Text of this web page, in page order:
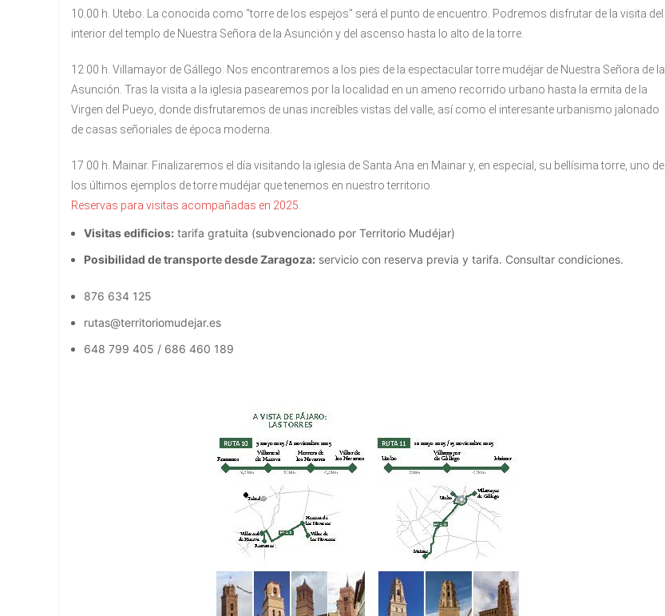
10.00 h. Utebo.
La conocida como “torre de los espejos” será el punto de encuentro. Podremos disfrutar de la visita del
interior del templo de Nuestra Señora de la Asunción y del ascenso hasta lo alto de la torre.
12.00 h. Villamayor de Gállego. Nos encontraremos a los pies de la espectacular torre mudéjar de Nuestra Señora de la
Asunción. Tras la visita a la iglesia pasearemos por la localidad en un ameno recorrido urbano hasta la ermita de la
Virgen del Pueyo, donde disfrutaremos de unas increíbles vistas del valle, así como el interesante urbanismo jalonado
de casas señoriales de época moderna.
17.00 h. Mainar. Finalizaremos el día visitando la iglesia de Santa Ana en Mainar y, en especial, su bellísima torre, uno de
los últimos ejemplos de torre mudéjar que tenemos en nuestro territorio.
Reservas para visitas acompañadas en 2025.
Visitas edificios: tarifa gratuita (subvencionado por Territorio Mudéjar)
Posibilidad de transporte desde Zaragoza: servicio con reserva previa y tarifa. Consultar condiciones.
876 634 125
rutas@territoriomudejar.es
648 799 405 / 686 460 189